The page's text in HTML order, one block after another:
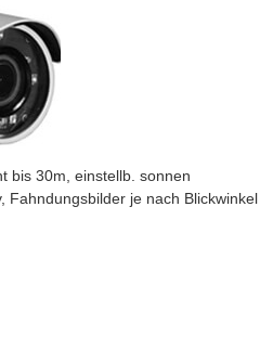
bis 30m, einstellb. sonnen
Fahndungsbilder je nach Blickwinkel